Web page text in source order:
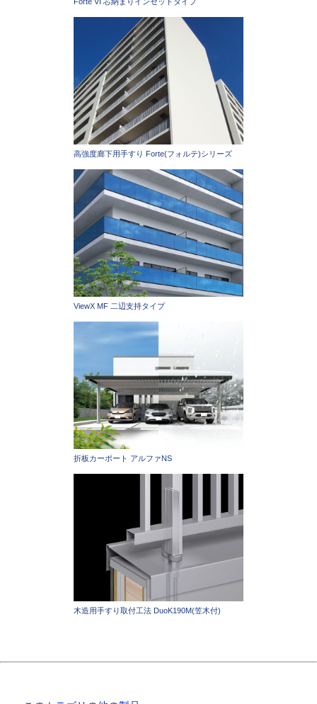
高強度廊下用手すり Forte(フォルテ)シリーズ
ViewX MF 二辺支持タイプ
折板カーポート アルファNS
木造用手すり取付工法 DuoK190M(笠木付)